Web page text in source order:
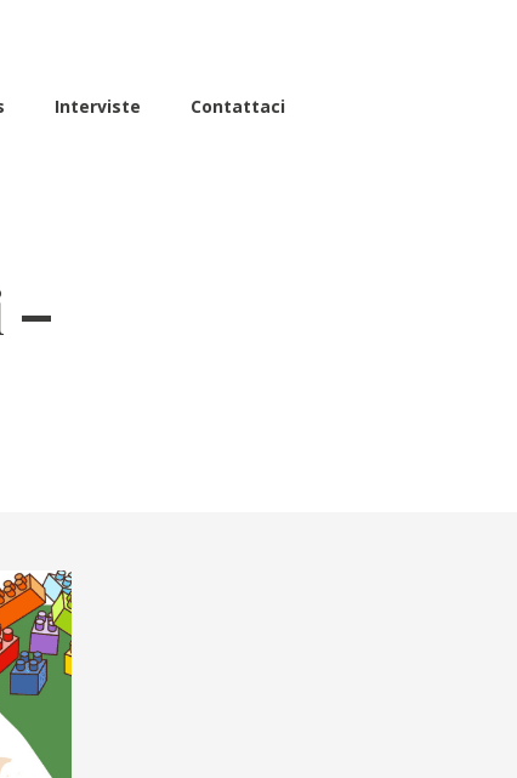
Interviste Contattaci
–